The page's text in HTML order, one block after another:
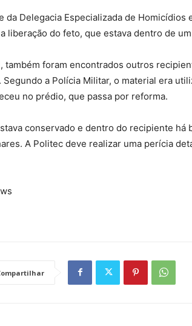
da Delegacia Especializada de Homicídios
liberação do feto, que estava dentro de
também foram encontrados outros
Segundo a Polícia Militar, o material era
no prédio, que passa por reforma.
conservado e dentro do recipiente há
A Politec deve realizar uma perícia